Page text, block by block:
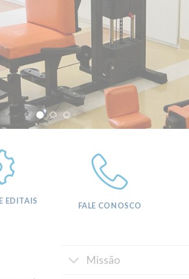
EDITAIS FALE CONOSCO
Missão